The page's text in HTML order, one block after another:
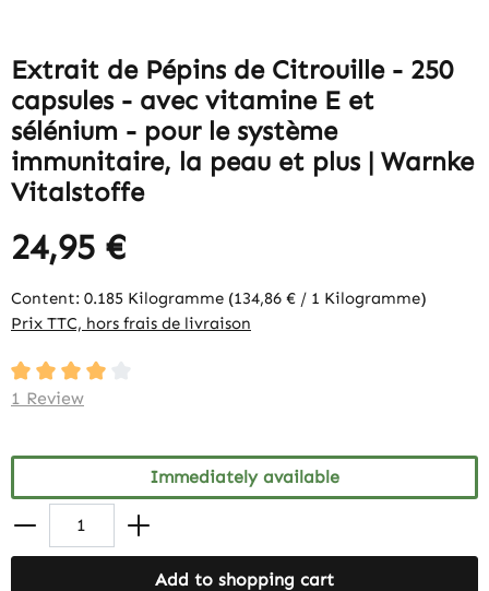
Extrait de Pépins de Citrouille - 250
capsules - avec vitamine E et
sélénium - pour le système
immunitaire, la peau et plus | Warnke
Vitalstoffe
24,95 €
Content: 0.185 Kilogramme (134,86 € / 1 Kilogramme)
Prix TTC, hors frais de livraison
Average rating of 4 out of 5 stars
1 Review
Immediately available
Add to shopping cart